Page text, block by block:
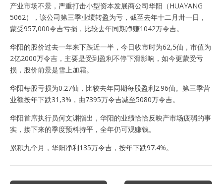
产业市场不景，严重打击小型资本发展商公司华阳（HUAYANG
5062），该公司第三季业绩转盈为亏，截至去年十二月卅一日，
蒙受957,000令吉亏损，比较去年同期净赚1042万令吉。
华阳的股价过去一年来下跌近一半，今日收市时为62,5仙，市值为
2亿2000万令吉，主要是受到盈利不停下滑影响，如今更蒙受亏
损，股价前景是雪上加霜。
华阳每股亏损为0.27仙，比较去年同期每股盈利2.96仙。第三季营
业额按年下跌31,3%，由7395万令吉减至5080万令吉。
华阳首席执行员何文渊指出，华阳的业绩恰恰反映产市场疲弱的事
实，接下来的季度预料持平，全年仍可观赚钱。
累积九个月，华阳净利135万令吉，按年下跌97.4%。